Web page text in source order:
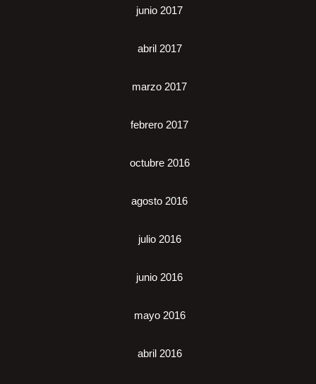
junio 2017
abril 2017
marzo 2017
febrero 2017
octubre 2016
agosto 2016
julio 2016
junio 2016
mayo 2016
abril 2016